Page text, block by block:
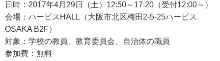
日時：2017年4月29日（土）12:50～17:20（受付12:00～）
会場：ハービスHALL（大阪市北区梅田2-5-25ハービス
OSAKA B2F）
対象：学校の教員、教育委員会、自治体の職員
参加費：無料